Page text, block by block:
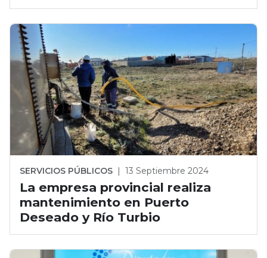
SERVICIOS PÚBLICOS | 13 Septiembre 2024
La empresa provincial realiza
mantenimiento en Puerto
Deseado y Río Turbio